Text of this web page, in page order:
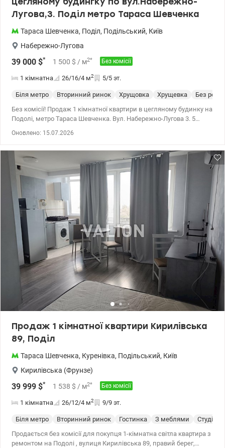
варіантом для: комфортного проживання в центрі Києва,офісу
або інвестиції під оренду. Якщо ви шукаєте універсальний об'єкт
із характером і хорошою локацією — запрошую на перегляд.
Татьяна Valion.ua/1154163
Лугова,3. Поділ метро Тараса Шевченка
Тараса Шевченка, Поділ, Подільський, Київ
Набережно-Лугова
39 000 $* 1 500 $ / м2* Без комісії
1 кімнатна 26/16/4 м2 5/5 эт.
Біля метро Вторинний ринок Хрущовка Хрущевка
Без
Без комісії! Продаж 1 кімнатної квартири в цегляному будинку на
Подолі, метро Тараса Шевченка. Вул. Набережно-Лугова 3. 5
Оновлено: 15.07.2026
Продаж 1 кімнатної квартири Кирилівська
89, Поділ
Тараса Шевченка, Куренівка, Подільський, Київ
Кирилівська (Фрунзе)
39 999 $* 1 538 $ / м2* Без комісії
1 кімнатна 26/12/4 м2 9/9 эт.
Біля метро Вторинний ринок Гостинка З меблями Студія
Продається без комісії для покупця 1-кімнатна світла квартира з
ремонтом на Подолі , вулиця Кирилівська 89, правий берег,